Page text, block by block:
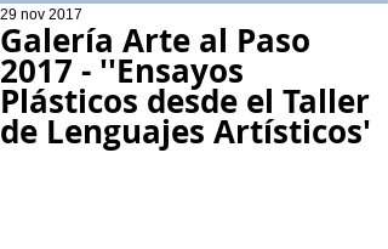
Galería Arte al Paso
2017 - ''Ensayos
Plásticos desde el Taller
de Lenguajes Artísticos'
29 nov 2017